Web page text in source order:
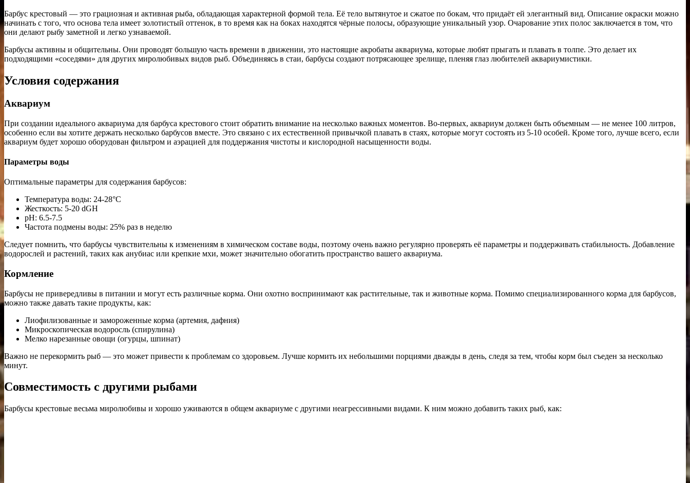
Барбус крестовый — это грациозная и активная рыба, обладающая характерной формой тела. Её тело вытянутое и сжатое по бокам, что придаёт ей элегантный вид. Описание окраски можно
начинать с того, что основа тела имеет золотистый оттенок, в то время как на боках находятся чёрные полосы, образующие уникальный узор. Очарование этих полос заключается в том, что
они делают рыбу заметной и легко узнаваемой.
Барбусы активны и общительны. Они проводят большую часть времени в движении, это настоящие акробаты аквариума, которые любят прыгать и плавать в толпе. Это делает их
подходящими «соседями» для других миролюбивых видов рыб. Объединяясь в стаи, барбусы создают потрясающее зрелище, пленяя глаз любителей аквариумистики.
Условия содержания
Аквариум
При создании идеального аквариума для барбуса крестового стоит обратить внимание на несколько важных моментов. Во-первых, аквариум должен быть объемным — не менее 100 литров,
особенно если вы хотите держать несколько барбусов вместе. Это связано с их естественной привычкой плавать в стаях, которые могут состоять из 5-10 особей. Кроме того, лучше всего, если
аквариум будет хорошо оборудован фильтром и аэрацией для поддержания чистоты и кислородной насыщенности воды.
Параметры воды
Оптимальные параметры для содержания барбусов:
Температура воды: 24-28°C
Жесткость: 5-20 dGH
pH: 6.5-7.5
Частота подмены воды: 25% раз в неделю
Следует помнить, что барбусы чувствительны к изменениям в химическом составе воды, поэтому очень важно регулярно проверять её параметры и поддерживать стабильность. Добавление
водорослей и растений, таких как анубиас или крепкие мхи, может значительно обогатить пространство вашего аквариума.
Кормление
Барбусы не привередливы в питании и могут есть различные корма. Они охотно воспринимают как растительные, так и животные корма. Помимо специализированного корма для барбусов,
можно также давать такие продукты, как:
Лиофилизованные и замороженные корма (артемия, дафния)
Микроскопическая водоросль (спирулина)
Мелко нарезанные овощи (огурцы, шпинат)
Важно не перекормить рыб — это может привести к проблемам со здоровьем. Лучше кормить их небольшими порциями дважды в день, следя за тем, чтобы корм был съеден за несколько
минут.
Совместимость с другими рыбами
Барбусы крестовые весьма миролюбивы и хорошо уживаются в общем аквариуме с другими неагрессивными видами. К ним можно добавить таких рыб, как: